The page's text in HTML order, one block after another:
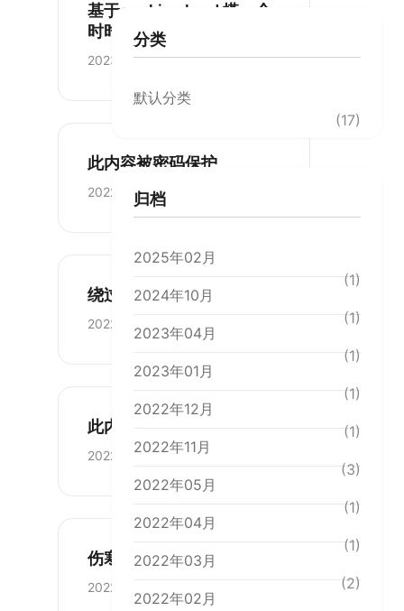
基于cookie cloud 搭一个
时时文本传输工具
2023-01-22
此内容被密码保护
2022-12-11
绕过知乎严选
2022-11-28
此内容被密码保护
2022-11-17
伤寒论背诵内容
2022-11-16
分类
默认分类
(17)
归档
2025年02月
(1)
2024年10月
(1)
2023年04月
(1)
2023年01月
(1)
2022年12月
(1)
2022年11月
(3)
2022年05月
(1)
2022年04月
(1)
2022年03月
(2)
2022年02月